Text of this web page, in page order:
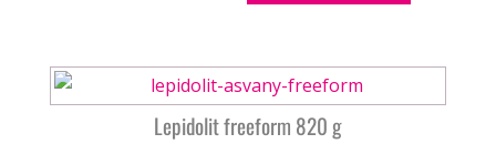
Lepidolit freeform 820 g